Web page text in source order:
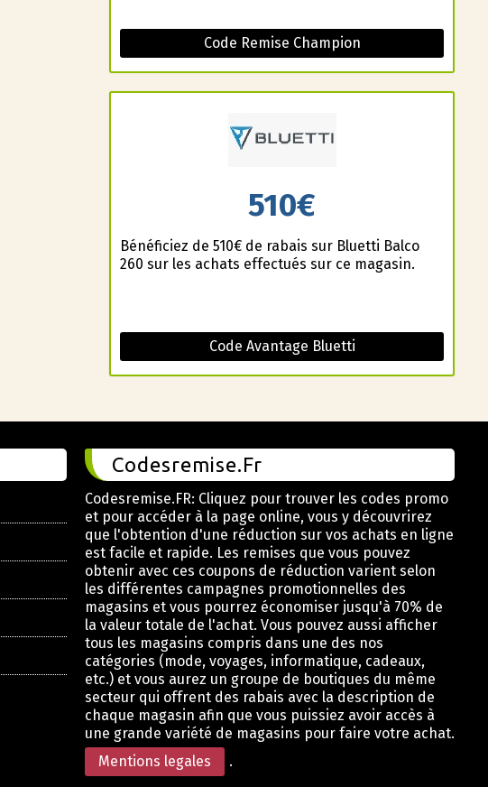
Code Remise Champion
510€
Bénéficiez de 510€ de rabais sur Bluetti Balco
260 sur les achats effectués sur ce magasin.
Code Avantage Bluetti
Codesremise.Fr
Codesremise.FR: Cliquez pour trouver les codes promo
et pour accéder à la page online, vous y découvrirez
que l'obtention d'une réduction sur vos achats en ligne
est facile et rapide. Les remises que vous pouvez
obtenir avec ces coupons de réduction varient selon
les différentes campagnes promotionnelles des
magasins et vous pourrez économiser jusqu'à 70% de
la valeur totale de l'achat. Vous pouvez aussi afficher
tous les magasins compris dans une des nos
catégories (mode, voyages, informatique, cadeaux,
etc.) et vous aurez un groupe de boutiques du même
secteur qui offrent des rabais avec la description de
chaque magasin afin que vous puissiez avoir accès à
une grande variété de magasins pour faire votre achat.
Mentions legales
.